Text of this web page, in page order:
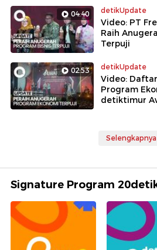
04:40 detikUpdate
Video: PT
Raih
Terpuji
02:53 detikUpdate
Video:
Program
detiktimur
Selengkapnya
Signature Program